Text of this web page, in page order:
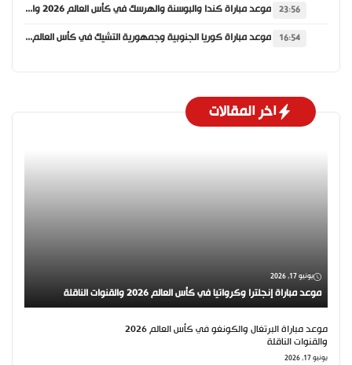
23:56 موعد مباراة كندا والبوسنة والهرسك في كأس العالم 2026 والقنوات الناقلة
16:54 موعد مباراة كوريا الجنوبية وجمهورية التشيك في كأس العالم 2026 والقنوات الناقلة
اخر المقالات
يونيو 17, 2026
موعد مباراة إنجلترا وكرواتيا في كأس العالم 2026 والقنوات الناقلة
موعد مباراة البرتغال والكونغو في كأس العالم 2026
والقنوات الناقلة
يونيو 17, 2026